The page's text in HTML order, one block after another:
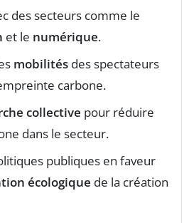
des secteurs comme le
et le numérique.
mobilités des spectateurs
carbone.
collective pour réduire
dans le secteur.
publiques en faveur
écologique de la création